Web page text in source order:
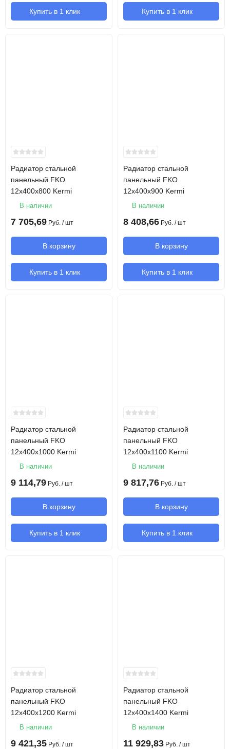
Купить в 1 клик Купить в 1 клик
Радиатор стальной
панельный FKO
12х400х800 Kermi
В наличии
7 705,69 Руб. / шт
В корзину
Купить в 1 клик
Радиатор стальной
панельный FKO
12х400х900 Kermi
В наличии
8 408,66 Руб. / шт
В корзину
Купить в 1 клик
Радиатор стальной
панельный FKO
12х400х1000 Kermi
В наличии
9 114,79 Руб. / шт
В корзину
Купить в 1 клик
Радиатор стальной
панельный FKO
12х400х1100 Kermi
В наличии
9 817,76 Руб. / шт
В корзину
Купить в 1 клик
Радиатор стальной
панельный FKO
12х400х1200 Kermi
В наличии
9 421,35 Руб. / шт
Радиатор стальной
панельный FKO
12х400х1400 Kermi
В наличии
11 929,83 Руб. / шт